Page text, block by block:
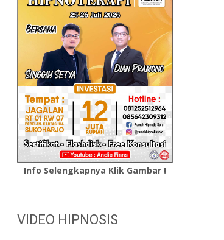
Info Selengkapnya Klik Gambar !
VIDEO HIPNOSIS